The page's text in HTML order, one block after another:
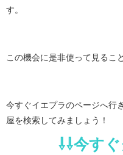
す。
この機会に是非使って見るこ
今すぐイエプラのページへ行
屋を検索してみましょう！
⇩⇩今す